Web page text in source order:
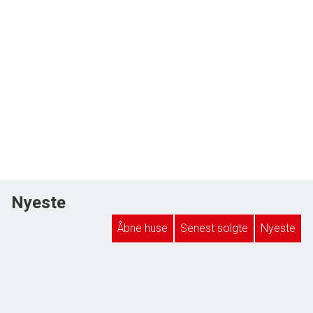
Nyeste
Åbne huse Senest solgte Nyeste